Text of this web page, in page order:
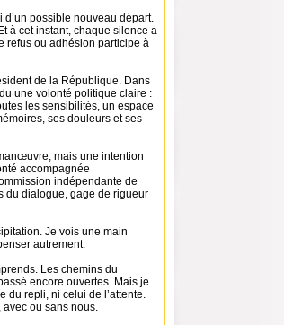
possible nouveau départ.
à cet instant, chaque silence a
refus ou adhésion participe à
de la République. Dans
une volonté politique claire :
les sensibilités, un espace
ses douleurs et ses
mais une intention
accompagnée
indépendante de
du dialogue, gage de rigueur
Je vois une main
autrement.
Les chemins du
encore ouvertes. Mais je
du repli, ni celui de l’attente.
avec ou sans nous.